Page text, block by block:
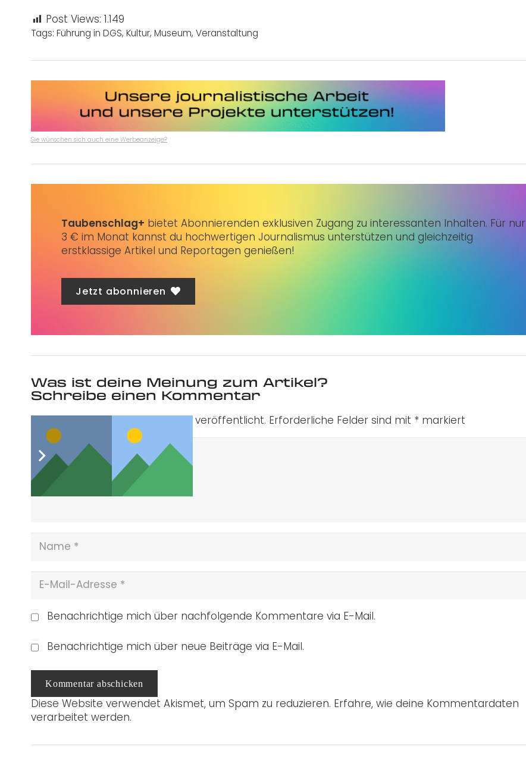
Post Views: 1.149
Tags: Führung in DGS, Kultur, Museum, Veranstaltung
Sie wünschen sich auch eine Werbeanzeige?
Taubenschlag+ bietet Abonnierenden exklusiven Zugang zu interessanten Inhalten. Für nur
3 € im Monat kannst du hochwertigen Journalismus unterstützen und gleichzeitig
erstklassige Artikel und Reportagen genießen!
Jetzt abonnieren
Was ist deine Meinung zum Artikel?
Schreibe einen Kommentar
Deine E-Mail-Adresse wird nicht veröffentlicht. Erforderliche Felder sind mit * markiert
Benachrichtige mich über nachfolgende Kommentare via E-Mail.
Benachrichtige mich über neue Beiträge via E-Mail.
Kommentar abschicken
Diese Website verwendet Akismet, um Spam zu reduzieren. Erfahre, wie deine Kommentardaten
verarbeitet werden.